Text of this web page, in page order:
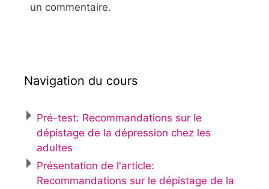
un commentaire.
Navigation du cours
Pré-test: Recommandations sur le
dépistage de la dépression chez les
adultes
Présentation de l'article:
Recommandations sur le dépistage de la